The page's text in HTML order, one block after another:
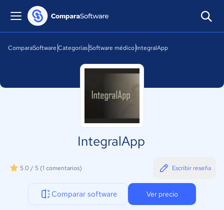
ComparaSoftware CategoríasSoftware médico IntegralApp
IntegralApp
5.0 / 5 (1 comentarios) Escribir reseña
Comparar software Ver precio